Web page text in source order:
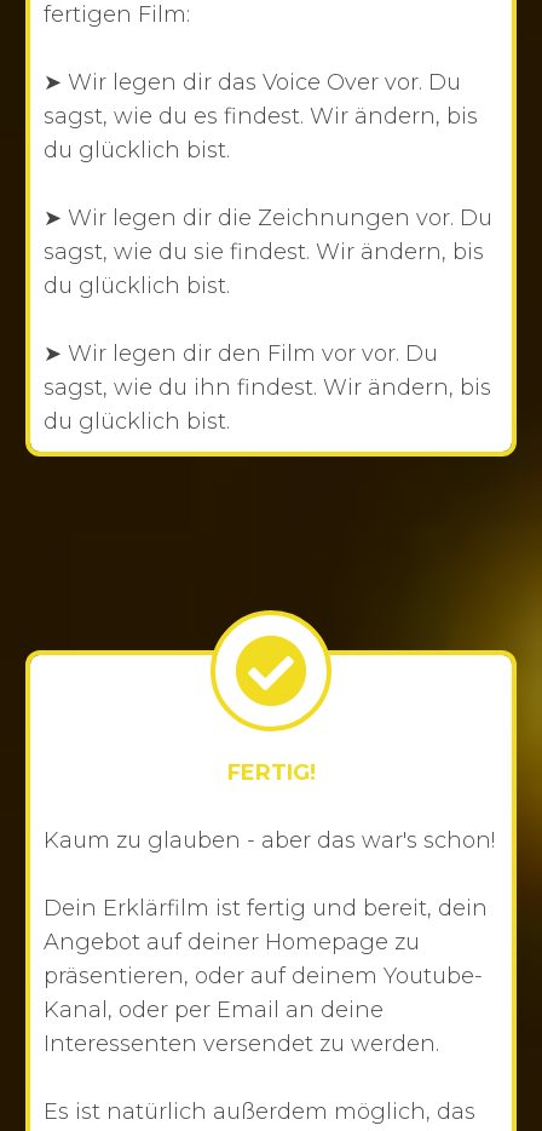
fertigen Film:
➤ Wir legen dir das Voice Over vor. Du
sagst, wie du es findest. Wir ändern, bis
du glücklich bist.
➤ Wir legen dir die Zeichnungen vor. Du
sagst, wie du sie findest. Wir ändern, bis
du glücklich bist.
➤ Wir legen dir den Film vor vor. Du
sagst, wie du ihn findest. Wir ändern, bis
du glücklich bist.
FERTIG!
Kaum zu glauben - aber das war's schon!
Dein Erklärfilm ist fertig und bereit, dein
Angebot auf deiner Homepage zu
präsentieren, oder auf deinem Youtube-
Kanal, oder per Email an deine
Interessenten versendet zu werden.
Es ist natürlich außerdem möglich, das